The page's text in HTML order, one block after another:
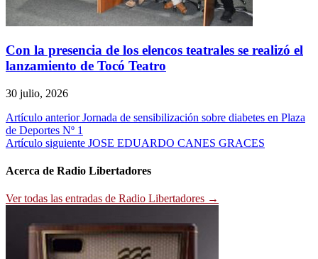
Con la presencia de los elencos teatrales se realizó el
lanzamiento de Tocó Teatro
30 julio, 2026
Navegación
de
Artículo anterior Jornada de sensibilización sobre diabetes en Plaza
de Deportes Nº 1
Artículo siguiente JOSE EDUARDO CANES GRACES
Acerca de Radio Libertadores
Ver todas las entradas de Radio Libertadores →